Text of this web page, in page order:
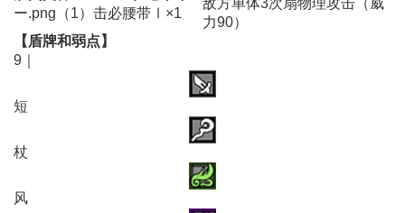
ー.png（1）击必腰带Ⅰ×1
敌方单体3次扇物理攻击（威
力90）
【盾牌和弱点】
9｜
短
杖
风